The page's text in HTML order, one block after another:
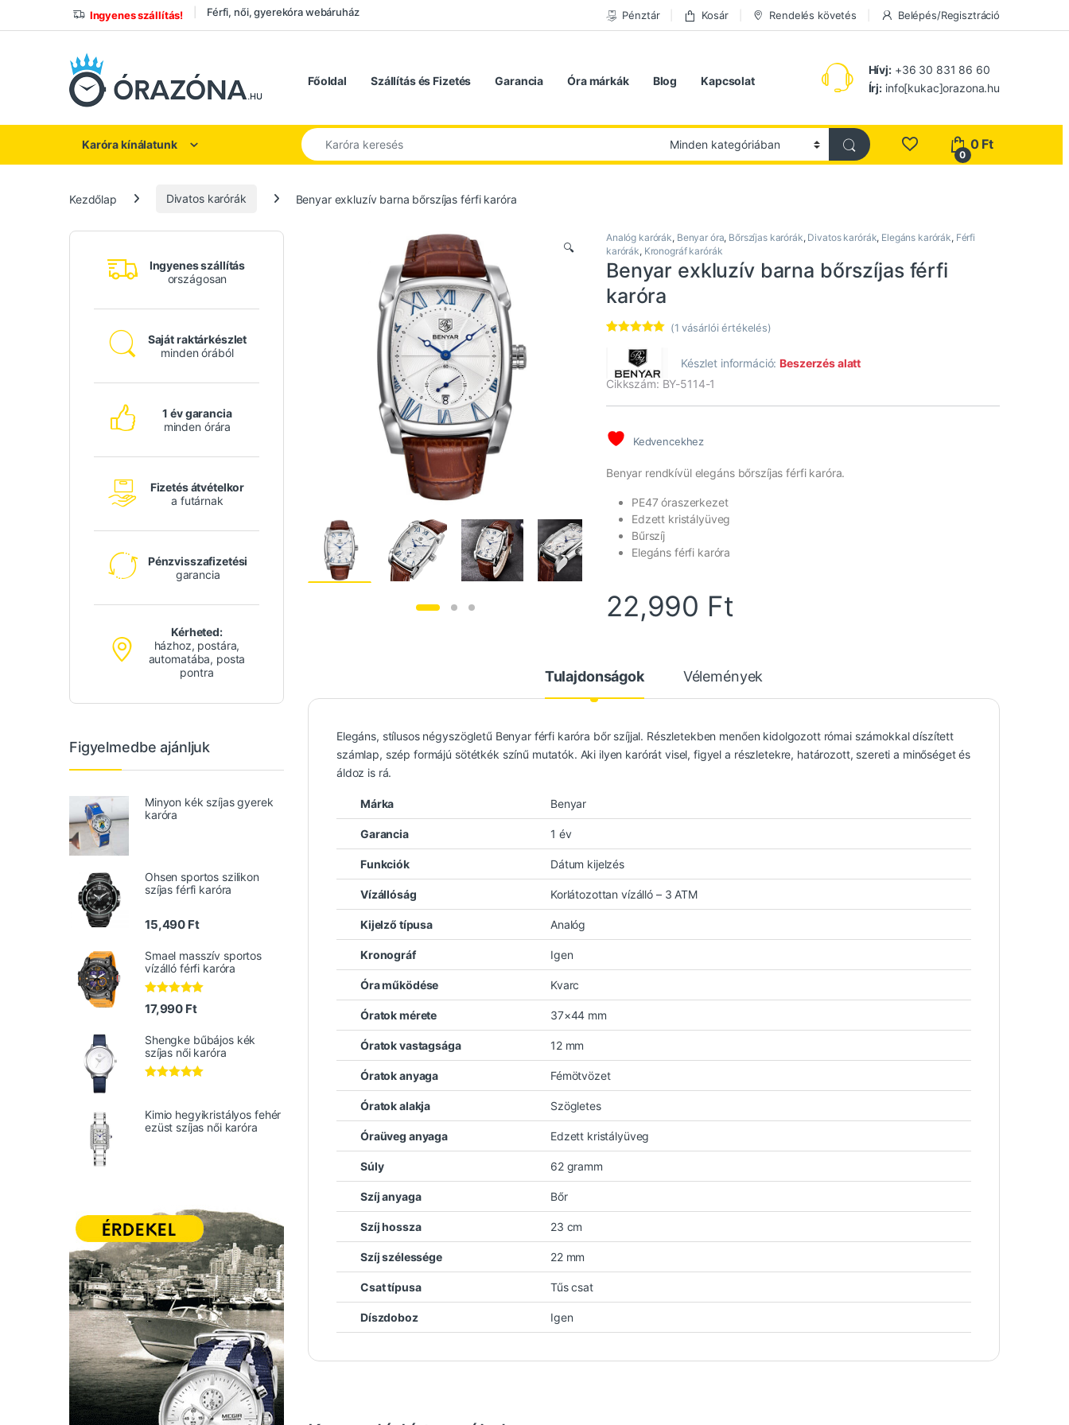
Ugrás a navigációhoz
Ugrás a tartalomhozIngyenes szállítás! Férfi, női, gyerekóra webáruház Pénztár Kosár Rendelés követés Belépés/Regisztráció
Főoldal Szállítás és Fizetés Garancia Óra márkák Blog Kapcsolat
Hívj:+36 30 831 86 60
Írj: info[kukac]orazona.hu
Karóra kínálatunk
Keresés a következőre:
0
0 Ft
Kezdőlap Divatos karórák Benyar exkluzív barna bőrszíjas férfi karóra
🔍
Analóg karórák, Benyar óra, Bőrszíjas karórák, Divatos karórák, Elegáns karórák, Férfi
karórák, Kronográf karórák
Benyar exkluzív barna bőrszíjas férfi
karóra
az 5-
értékelés
alapján
(1 vásárlói értékelés)
Készlet információ:Beszerzés alatt
Cikkszám: BY-5114-1
Kedvencekhez
Benyar rendkívül elegáns bőrszíjas férfi karóra.
PE47 óraszerkezet
Edzett kristályüveg
Bűrszíj
Elegáns férfi karóra
22,990 Ft
Tulajdonságok Vélemények
Elegáns, stílusos négyszögletű Benyar férfi karóra bőr szíjjal. Részletekben menően kidolgozott római számokkal díszített
számlap, szép formájú sötétkék színű mutatók. Aki ilyen karórát visel, figyel a részletekre, határozott, szereti a minőséget és
áldoz is rá.
Márka Benyar
Garancia 1 év
Funkciók Dátum kijelzés
Vízállóság Korlátozottan vízálló – 3 ATM
Kijelző típusa Analóg
Kronográf Igen
Óra működése Kvarc
Óratok mérete 37×44 mm
Óratok vastagsága 12 mm
Óratok anyaga Fémötvözet
Óratok alakja Szögletes
Óraüveg anyaga Edzett kristályüveg
Súly 62 gramm
Szíj anyaga Bőr
Szíj hossza 23 cm
Szíj szélessége 22 mm
Csat típusa Tűs csat
Díszdoboz Igen
Ingyenes szállítás
országosan
Saját raktárkészlet
minden órából
1 év garancia
minden órára
Fizetés átvételkor
a futárnak
Pénzvisszafizetési
garancia
Kérheted:
házhoz, postára,
automatába, posta
pontra
Figyelmedbe ajánljuk
Minyon kék szíjas gyerek
karóra
Ohsen sportos szilikon
szíjas férfi karóra
15,490 Ft
Smael masszív sportos
vízálló férfi karóra
Értékelés:
5.00/ 5
17,990 Ft
Shengke bűbájos kék
szíjas női karóra
Kimio hegyikristályos fehér
ezüst szíjas női karóra